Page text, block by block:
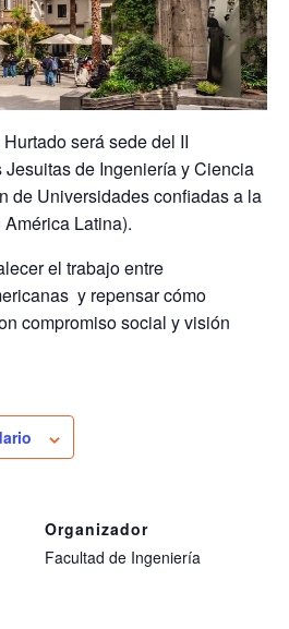
será sede del II
de Ingeniería y Ciencia
de Universidades confiadas a la
Latina).
el trabajo entre
y repensarcómo
compromiso social y visión
Organizador
Facultad de Ingeniería